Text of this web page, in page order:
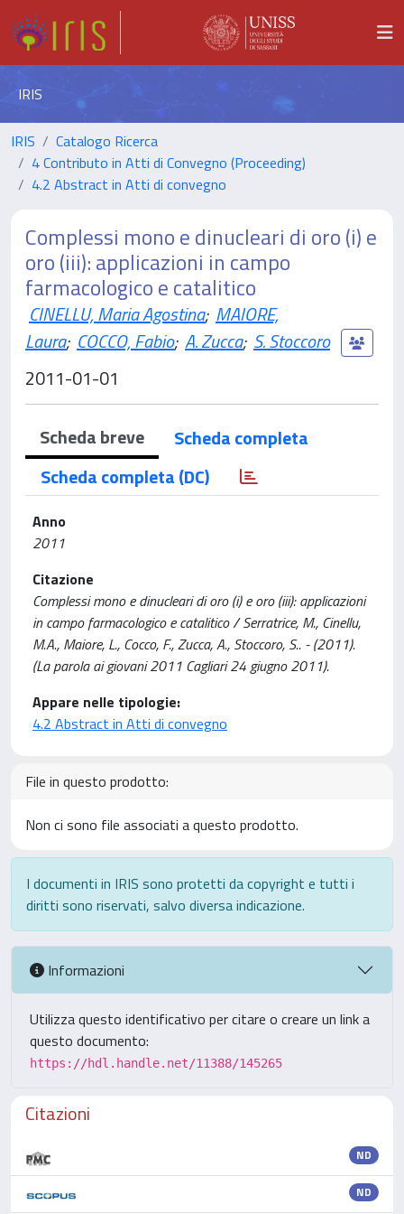
IRIS
IRIS
Catalogo Ricerca
4 Contributo in Atti di Convegno (Proceeding)
4.2 Abstract in Atti di convegno
Complessi mono e dinucleari di oro (i) e
oro (iii): applicazioni in campo
farmacologico e catalitico
CINELLU, Maria Agostina; MAIORE,
Laura; COCCO, Fabio; A. Zucca; S. Stoccoro
2011-01-01
Scheda breve
Scheda completa
Scheda completa (DC)
Anno
2011
Citazione
Complessi mono e dinucleari di oro (i) e oro (iii): applicazioni
in campo farmacologico e catalitico / Serratrice, M., Cinellu,
M.A., Maiore, L., Cocco, F., Zucca, A., Stoccoro, S.. - (2011).
(La parola ai giovani 2011 Cagliari 24 giugno 2011).
Appare nelle tipologie:
4.2 Abstract in Atti di convegno
File in questo prodotto:
Non ci sono file associati a questo prodotto.
I documenti in IRIS sono protetti da copyright e tutti i
diritti sono riservati, salvo diversa indicazione.
Informazioni
Utilizza questo identificativo per citare o creare un link a
questo documento:
https://hdl.handle.net/11388/145265
Citazioni
ND
ND